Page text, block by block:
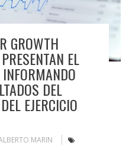
GROWTH
EL
DEL
EJERCICIO
MARIN